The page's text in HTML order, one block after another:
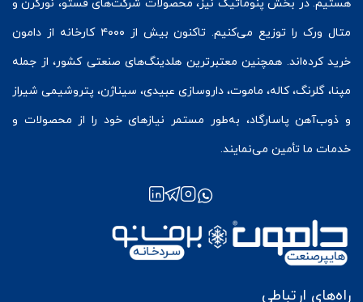
هستیم. در بخش پنوماتیک نیز، محصولات شرکت‌های فستو، نورگرن و
متال ورک
را توزیع می‌کنیم. تاکنون بیش از ۴۰۰۰ کارخانه از دامون
خرید کرده‌اند. همچنین معتبرترین هلدینگ‌های صنعتی کشور، از جمله
مپنا، گلرنگ، کاله، ماموت، داروسازی عبیدی، سیناژن، پتروشیمی شیراز
و ذوب‌آهن پاسارگاد، به‌طور مستمر نیازهای خود را از محصولات و
خدمات ما تأمین می‌نمایند.
راه‌های ارتباطی